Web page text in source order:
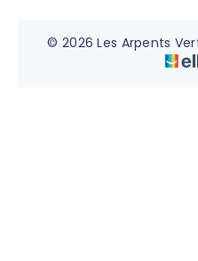
© 2026 Les Arpents